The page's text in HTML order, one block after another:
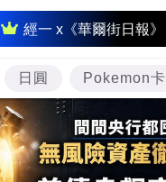
經一 x《華爾街日報》
即
時
財
經
專
題
日圓 Pokemon卡